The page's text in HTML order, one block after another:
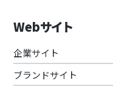
Webサイト
企業サイト
ブランドサイト